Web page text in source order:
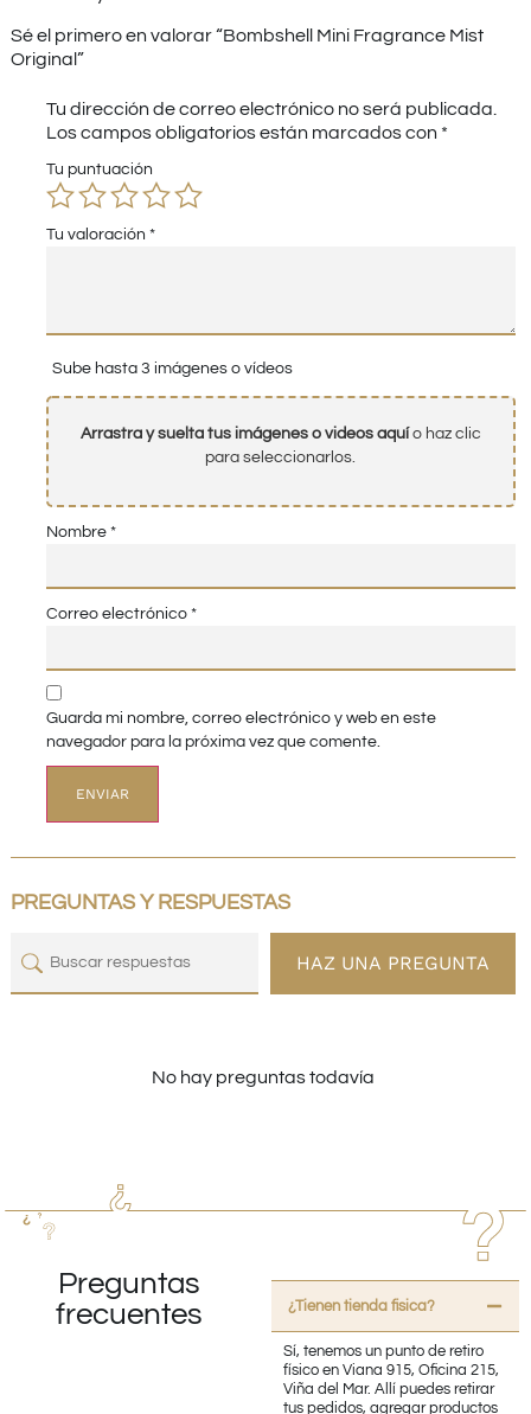
Sé el primero en valorar “Bombshell Mini Fragrance Mist
Original”
Tu dirección de correo electrónico no será publicada.
Los campos obligatorios están marcados con *
Tu puntuación
Tu valoración *
Sube hasta 3 imágenes o vídeos
Arrastra y suelta tus imágenes o videos aquío haz clic
para seleccionarlos.
Nombre *
Correo electrónico *
Guarda mi nombre, correo electrónico y web en este
navegador para la próxima vez que comente.
PREGUNTAS Y RESPUESTAS
HAZ UNA PREGUNTA
No hay preguntas todavía
Preguntas
frecuentes
¿Tienen tienda fisica?
Sí, tenemos un punto de retiro
físico en Viana 915, Oficina 215,
Viña del Mar. Allí puedes retirar
tus pedidos, agregar productos